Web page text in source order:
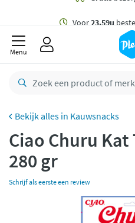
CO2
Betaal
Menu
Kauwsnacks
Ciao Churu
280 gr
Schrijf als eerste een review